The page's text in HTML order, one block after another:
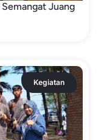
Juang
Kegiatan